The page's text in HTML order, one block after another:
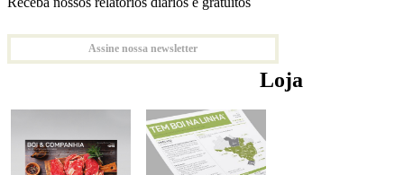
Assine nossa newsletter
Loja